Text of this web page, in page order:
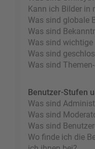
Kann ich Bilder in
Was sind globale
Was sind
Was sind wichtige
Was sind
Was sind
Benutzer-Stufen
Was sind
Was sind
Was sind
Wo finde ich die